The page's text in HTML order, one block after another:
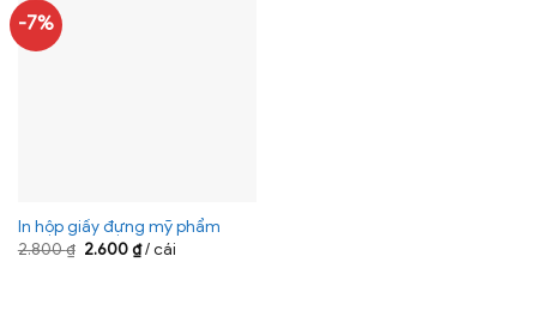
-7%
In hộp giấy đựng mỹ phẩm
2.800₫ Giá
2.600₫Giá
hiện
/ cái